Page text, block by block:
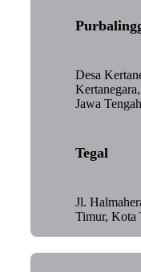
Desa
Jawa
Tegal
Jl.
Timur, Kota